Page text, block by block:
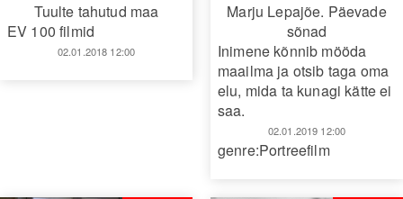
Tuulte tahutud maa
EV 100 filmid
02.01.2018 12:00
Marju Lepajõe. Päevade
sõnad
Inimene kõnnib mööda
maailma ja otsib taga oma
elu, mida ta kunagi kätte ei
saa.
02.01.2019 12:00
genre:Portreefilm